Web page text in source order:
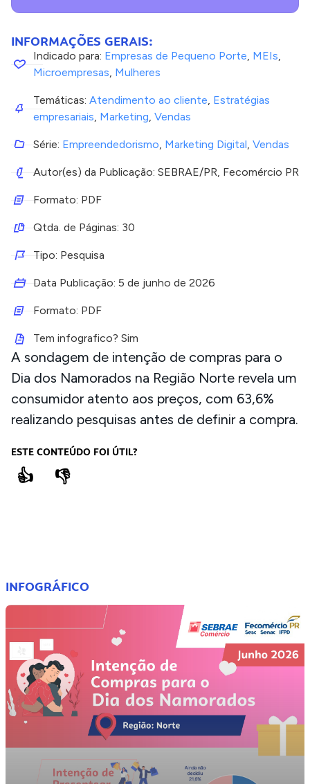
INFORMAÇÕES GERAIS:
Indicado para: Empresas de Pequeno Porte, MEIs,
Microempresas, Mulheres
Temáticas: Atendimento ao cliente, Estratégias
empresariais, Marketing, Vendas
Série: Empreendedorismo, Marketing Digital, Vendas
Autor(es) da Publicação: SEBRAE/PR, Fecomércio PR
Formato: PDF
Qtda. de Páginas: 30
Tipo: Pesquisa
Data Publicação: 5 de junho de 2026
Formato: PDF
Tem infografico? Sim
A sondagem de intenção de compras para o
Dia dos Namorados na Região Norte revela um
consumidor atento aos preços, com 63,6%
realizando pesquisas antes de definir a compra.
ESTE CONTEÚDO FOI ÚTIL?
👍 👎
INFOGRÁFICO